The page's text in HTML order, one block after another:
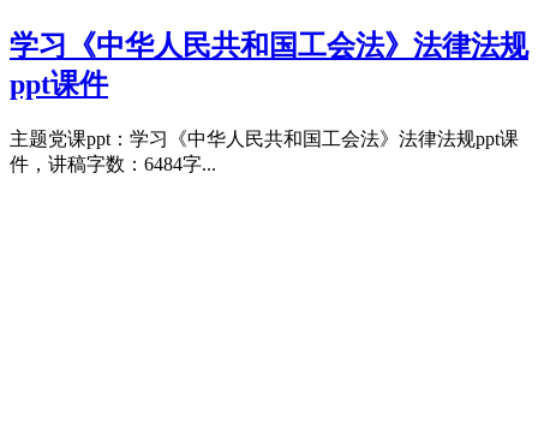
学习《中华人民共和国工会法》法律法规
ppt课件
主题党课ppt：学习《中华人民共和国工会法》法律法规ppt课
件，讲稿字数：6484字...